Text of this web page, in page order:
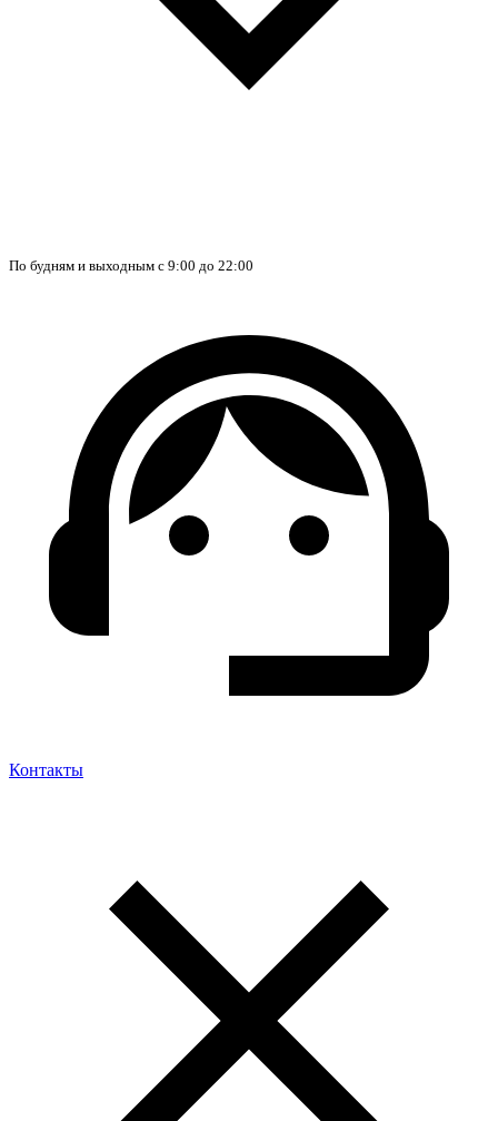
По будням и выходным с 9:00 до 22:00
Контакты